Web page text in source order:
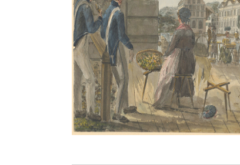
Das Urnerloch 1819(?)
Aquarell/Bleistift